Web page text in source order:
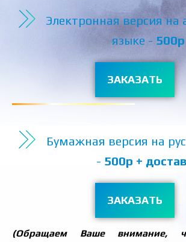
Электронная версия на
языке - 500р
ЗАКАЗАТЬ
Бумажная версия на
- 500р +
ЗАКАЗАТЬ
(Обращаем Ваше внимание,